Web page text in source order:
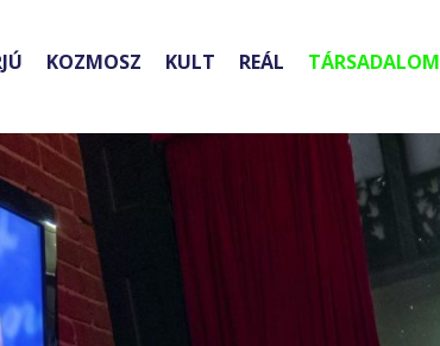
KOZMOSZ KULT REÁL TÁRSADALOM